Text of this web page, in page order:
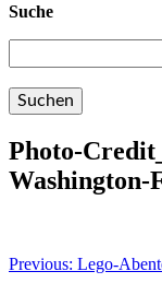
Suche
Photo-
Previous: Lego-